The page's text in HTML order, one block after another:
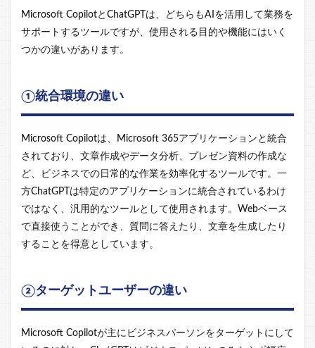
Microsoft CopilotとChatGPTは、どちらもAIを活用して業務を
サポートするツールですが、使用される目的や機能にはいく
つかの違いがあります。
①統合環境の違い
Microsoft Copilotは、Microsoft 365アプリケーションと統合
されており、文章作成やデータ分析、プレゼン資料の作成な
ど、ビジネスでの日常的な作業を効率化するツールです。一
方ChatGPTは特定のアプリケーションに統合されているわけ
ではなく、汎用的なツールとして使用されます。Webベース
で直接使うことができ、質問に答えたり、文章を生成したり
することを得意としています。
②ターゲットユーザーの違い
Microsoft Copilotが主にビジネスパーソンをターゲットにして